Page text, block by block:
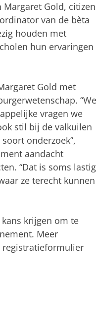
Gold, citizen
van de bèta
houden met
hun ervaringen
Gold met
“We
vragen we
stil bij de valkuilen
onderzoek”,
aandacht
“Dat is soms lastig
ze terecht kunnen
krijgen om te
Meer
registratieformulier